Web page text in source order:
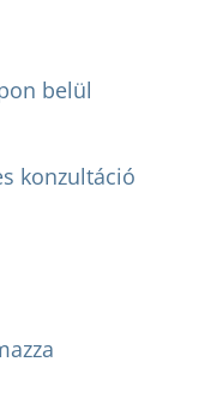
belül
konzultáció